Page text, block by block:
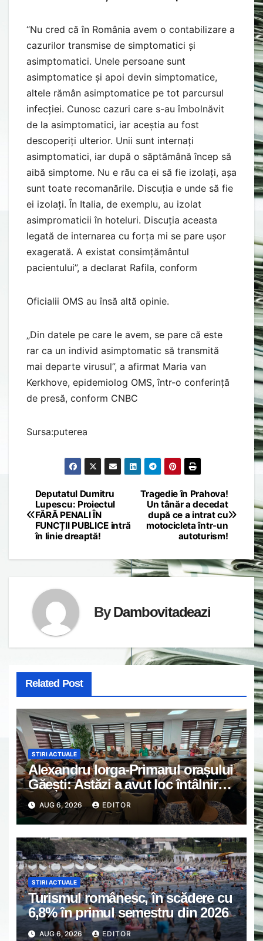
“Nu cred că în România avem o contabilizare a
cazurilor transmise de simptomatici și
asimptomatici. Unele persoane sunt
asimptomatice și apoi devin simptomatice,
altele rămân asimptomatice pe tot parcursul
infecției. Cunosc cazuri care s-au îmbolnăvit
de la asimptomatici, iar aceștia au fost
descoperiți ulterior. Unii sunt internați
asimptomatici, iar după o săptămână încep să
aibă simptome. Nu e rău ca ei să fie izolați, așa
sunt toate recomanările. Discuția e unde să fie
ei izolați. În Italia, de exemplu, au izolat
asimpromaticii în hoteluri. Discuția aceasta
legată de internarea cu forța mi se pare ușor
exagerată. A existat consimțământul
pacientului”, a declarat Rafila, conform
Oficialii OMS au însă altă opinie.
„Din datele pe care le avem, se pare că este
rar ca un individ asimptomatic să transmită
mai departe virusul”, a afirmat Maria van
Kerkhove, epidemiolog OMS, într-o conferință
de presă, conform CNBC
Sursa:puterea
Post
navigation
Tragedie în Prahova!
Un tânăr a decedat
după ce a intrat cu
motocicleta într-un
autoturism!
Deputatul Dumitru
Lupescu: Proiectul
FĂRĂ PENALI ÎN
FUNCȚII PUBLICE intră
în linie dreaptă!
ByDambovitadeazi
Related Post
STIRI ACTUALE
Alexandru Iorga-Primarul orașului
Găești: Astăzi a avut loc întâlnirea
de lucru cu reprezentanții
asociațiilor de proprietari din
Găești.
AUG 6, 2026 EDITOR
STIRI ACTUALE
Turismul românesc, în scădere cu
6,8% în primul semestru din 2026
AUG 6, 2026 EDITOR